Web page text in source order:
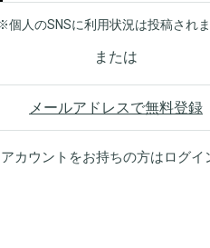
個人のSNSに利用状況は投稿され
または
メールアドレスで無料登録
アカウントをお持ちの方はログイ